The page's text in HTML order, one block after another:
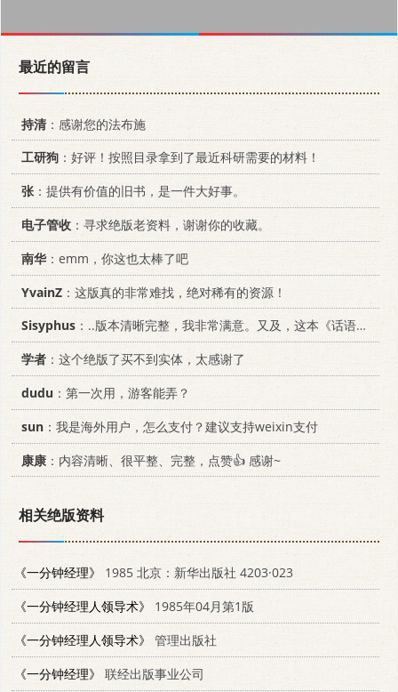
最近的留言
持清：感谢您的法布施
工研狗 ：好评！按照目录拿到了最近科研需要的材料！
张：提供有价值的旧书，是一件大好事。
电子管收 ：寻求绝版老资料，谢谢你的收藏。
南华：emm，你这也太棒了吧
YvainZ ：这版真的非常难找，绝对稀有的资源！
Sisyphus ：..版本清晰完整，我非常满意。又及，这本《话语的真相》...
学者 ：这个绝版了买不到实体，太感谢了
dudu ：第一次用，游客能弄？
sun ：我是海外用户，怎么支付？建议支持weixin支付
康康 ：内容清晰、很平整、完整，点赞👍 感谢~
相关绝版资料
《一分钟经理》
1985 北京：新华出版社 4203·023
《一分钟经理人领导术》
1985年04月第1版
《一分钟经理人领导术》
管理出版社
《一分钟经理》
联经出版事业公司